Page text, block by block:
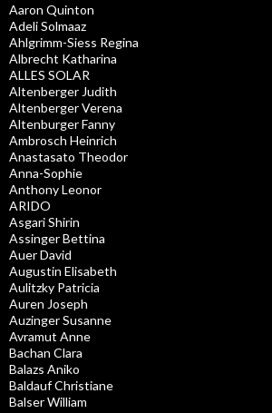
Aaron Quinton
Adeli Solmaaz
Ahlgrimm-Siess Regina
Albrecht Katharina
ALLES SOLAR
Altenberger Judith
Altenberger Verena
Altenburger Fanny
Ambrosch Heinrich
Anastasato Theodor
Anna-Sophie
Anthony Leonor
ARIDO
Asgari Shirin
Assinger Bettina
Auer David
Augustin Elisabeth
Aulitzky Patricia
Auren Joseph
Auzinger Susanne
Avramut Anne
Bachan Clara
Balazs Aniko
Baldauf Christiane
Balser William